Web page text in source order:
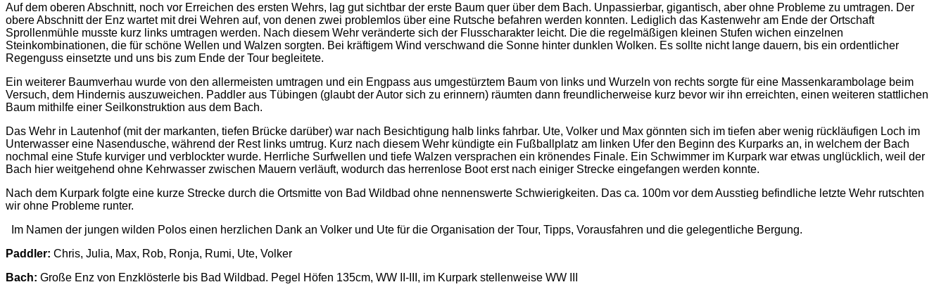
Auf dem oberen Abschnitt, noch vor Erreichen des ersten Wehrs, lag gut sichtbar der erste Baum quer über dem Bach. Unpassierbar, gigantisch, aber ohne Probleme zu umtragen. Der
obere Abschnitt der Enz wartet mit drei Wehren auf, von denen zwei problemlos über eine Rutsche befahren werden konnten. Lediglich das Kastenwehr am Ende der Ortschaft
Sprollenmühle musste kurz links umtragen werden. Nach diesem Wehr veränderte sich der Flusscharakter leicht. Die die regelmäßigen kleinen Stufen wichen einzelnen
Steinkombinationen, die für schöne Wellen und Walzen sorgten. Bei kräftigem Wind verschwand die Sonne hinter dunklen Wolken. Es sollte nicht lange dauern, bis ein ordentlicher
Regenguss einsetzte und uns bis zum Ende der Tour begleitete.
Ein weiterer Baumverhau wurde von den allermeisten umtragen und ein Engpass aus umgestürztem Baum von links und Wurzeln von rechts sorgte für eine Massenkarambolage beim
Versuch, dem Hindernis auszuweichen. Paddler aus Tübingen (glaubt der Autor sich zu erinnern) räumten dann freundlicherweise kurz bevor wir ihn erreichten, einen weiteren stattlichen
Baum mithilfe einer Seilkonstruktion aus dem Bach.
Das Wehr in Lautenhof (mit der markanten, tiefen Brücke darüber) war nach Besichtigung halb links fahrbar. Ute, Volker und Max gönnten sich im tiefen aber wenig rückläufigen Loch im
Unterwasser eine Nasendusche, während der Rest links umtrug. Kurz nach diesem Wehr kündigte ein Fußballplatz am linken Ufer den Beginn des Kurparks an, in welchem der Bach
nochmal eine Stufe kurviger und verblockter wurde. Herrliche Surfwellen und tiefe Walzen versprachen ein krönendes Finale. Ein Schwimmer im Kurpark war etwas unglücklich, weil der
Bach hier weitgehend ohne Kehrwasser zwischen Mauern verläuft, wodurch das herrenlose Boot erst nach einiger Strecke eingefangen werden konnte.
Nach dem Kurpark folgte eine kurze Strecke durch die Ortsmitte von Bad Wildbad ohne nennenswerte Schwierigkeiten. Das ca. 100m vor dem Ausstieg befindliche letzte Wehr rutschten
wir ohne Probleme runter.
Im Namen der jungen wilden Polos einen herzlichen Dank an Volker und Ute für die Organisation der Tour, Tipps, Vorausfahren und die gelegentliche Bergung.
Paddler: Chris, Julia, Max, Rob, Ronja, Rumi, Ute, Volker
Bach: Große Enz von Enzklösterle bis Bad Wildbad. Pegel Höfen 135cm, WW II-III, im Kurpark stellenweise WW III